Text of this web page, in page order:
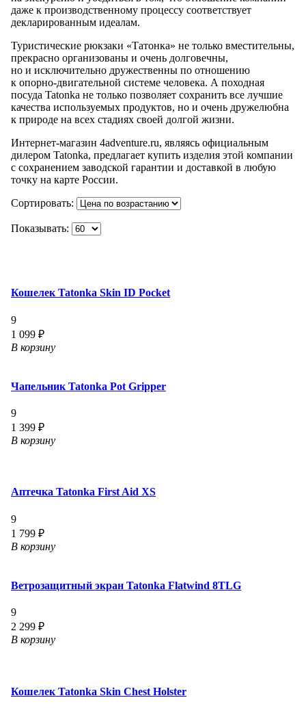
даже к производственному процессу соответствует
декларированным идеалам.
Туристические рюкзаки «Татонка» не только вместительны,
прекрасно организованы и очень долговечны,
но и исключительно дружественны по отношению
к опорно-двигательной системе человека. А походная
посуда Tatonka не только позволяет сохранить все лучшие
качества используемых продуктов, но и очень дружелюбна
к природе на всех стадиях своей долгой жизни.
Интернет-магазин 4adventure.ru, являясь официальным
дилером Tatonka, предлагает купить изделия этой компании
с сохранением заводской гарантии и доставкой в любую
точку на карте России.
Сортировать:
Показывать:
Кошелек Tatonka Skin ID Pocket
9
1 099 ₽
В корзину
Чапельник Tatonka Pot Gripper
9
1 399 ₽
В корзину
Аптечка Tatonka First Aid XS
9
1 799 ₽
В корзину
Ветрозащитный экран Tatonka Flatwind 8TLG
9
2 299 ₽
В корзину
Кошелек Tatonka Skin Chest Holster